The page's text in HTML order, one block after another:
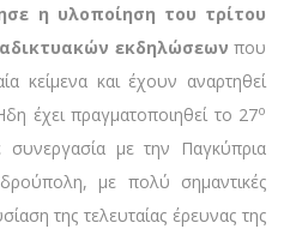
η υλοποίηση του τρίτου
εκδηλώσεων που
κείμενα και έχουν αναρτηθεί
έχει πραγματοποιηθεί το 27ο
συνεργασία με την Παγκύπρια
με πολύ σημαντικές
της τελευταίας έρευνας της